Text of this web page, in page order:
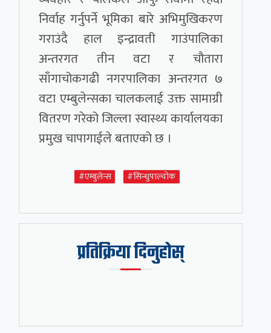
निर्वाह गर्नुपर्ने भूमिका बारे अभिमुखिकरण
गराउंदै हाल इन्द्रावती गाउंपालिका
अन्तरगत तीन वटा र चौतारा
साँगाचोकगढी नगरपालिका अन्तरगत ७
वटा एम्बुलेन्सका चालकलाई उक्त सामाग्री
वितरण गरेको जिल्ला स्वास्थ्य कार्यालयका
प्रमुख चापागाईले बताएको छ ।
#एम्बुलेन्स #सिन्धुपाल्चोक
प्रतिक्रिया दिनुहोस्